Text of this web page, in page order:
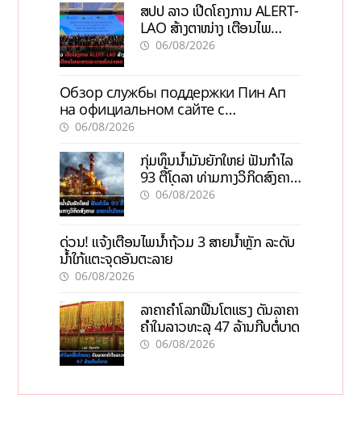
ສປປ ລາວ ເປີດໂຄງການ ALERT-
LAO ສ້າງຕາໜ່າງ ເຕືອນໄພ
ພະຍາດລະບາດທົ່ວປະເທດ
06/08/2026
Обзор службы поддержки Пин Ап
на официальном сайте с
актуальной информацией
06/08/2026
ກຸ່ມທຶນນ້ຳມັນຍັກໃຫຍ່ ຟັນກຳໄລ
93 ຕື້ໂດລາ ທ່າມກາງວິກິດສົງຄາມ
ລາຄານໍ້າມັນແພງ
06/08/2026
ດ່ວນ! ແຈ້ງເຕືອນໄພນໍ້າຖ້ວມ 3 ສາຍນໍ້າຫຼັກ ລະດັບ
ນໍ້າໃກ້ແຕະຈຸດອັນຕະລາຍ
06/08/2026
ລາຄາຄຳໂລກຟື້ນໂຕແຮງ ດັນລາຄາ
ຄຳໃນລາວທະລຸ 47 ລ້ານກີບຕໍ່ບາດ
06/08/2026